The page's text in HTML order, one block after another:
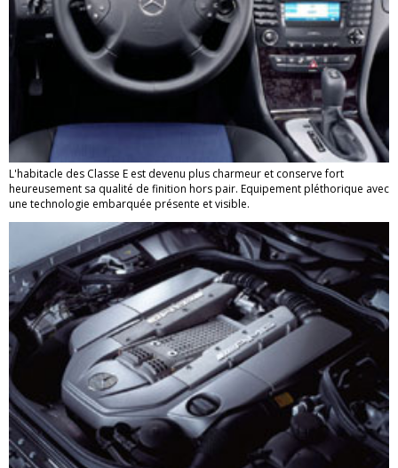
L'habitacle des Classe E est devenu plus charmeur et conserve fort
heureusement sa qualité de finition hors pair. Equipement pléthorique avec
une technologie embarquée présente et visible.